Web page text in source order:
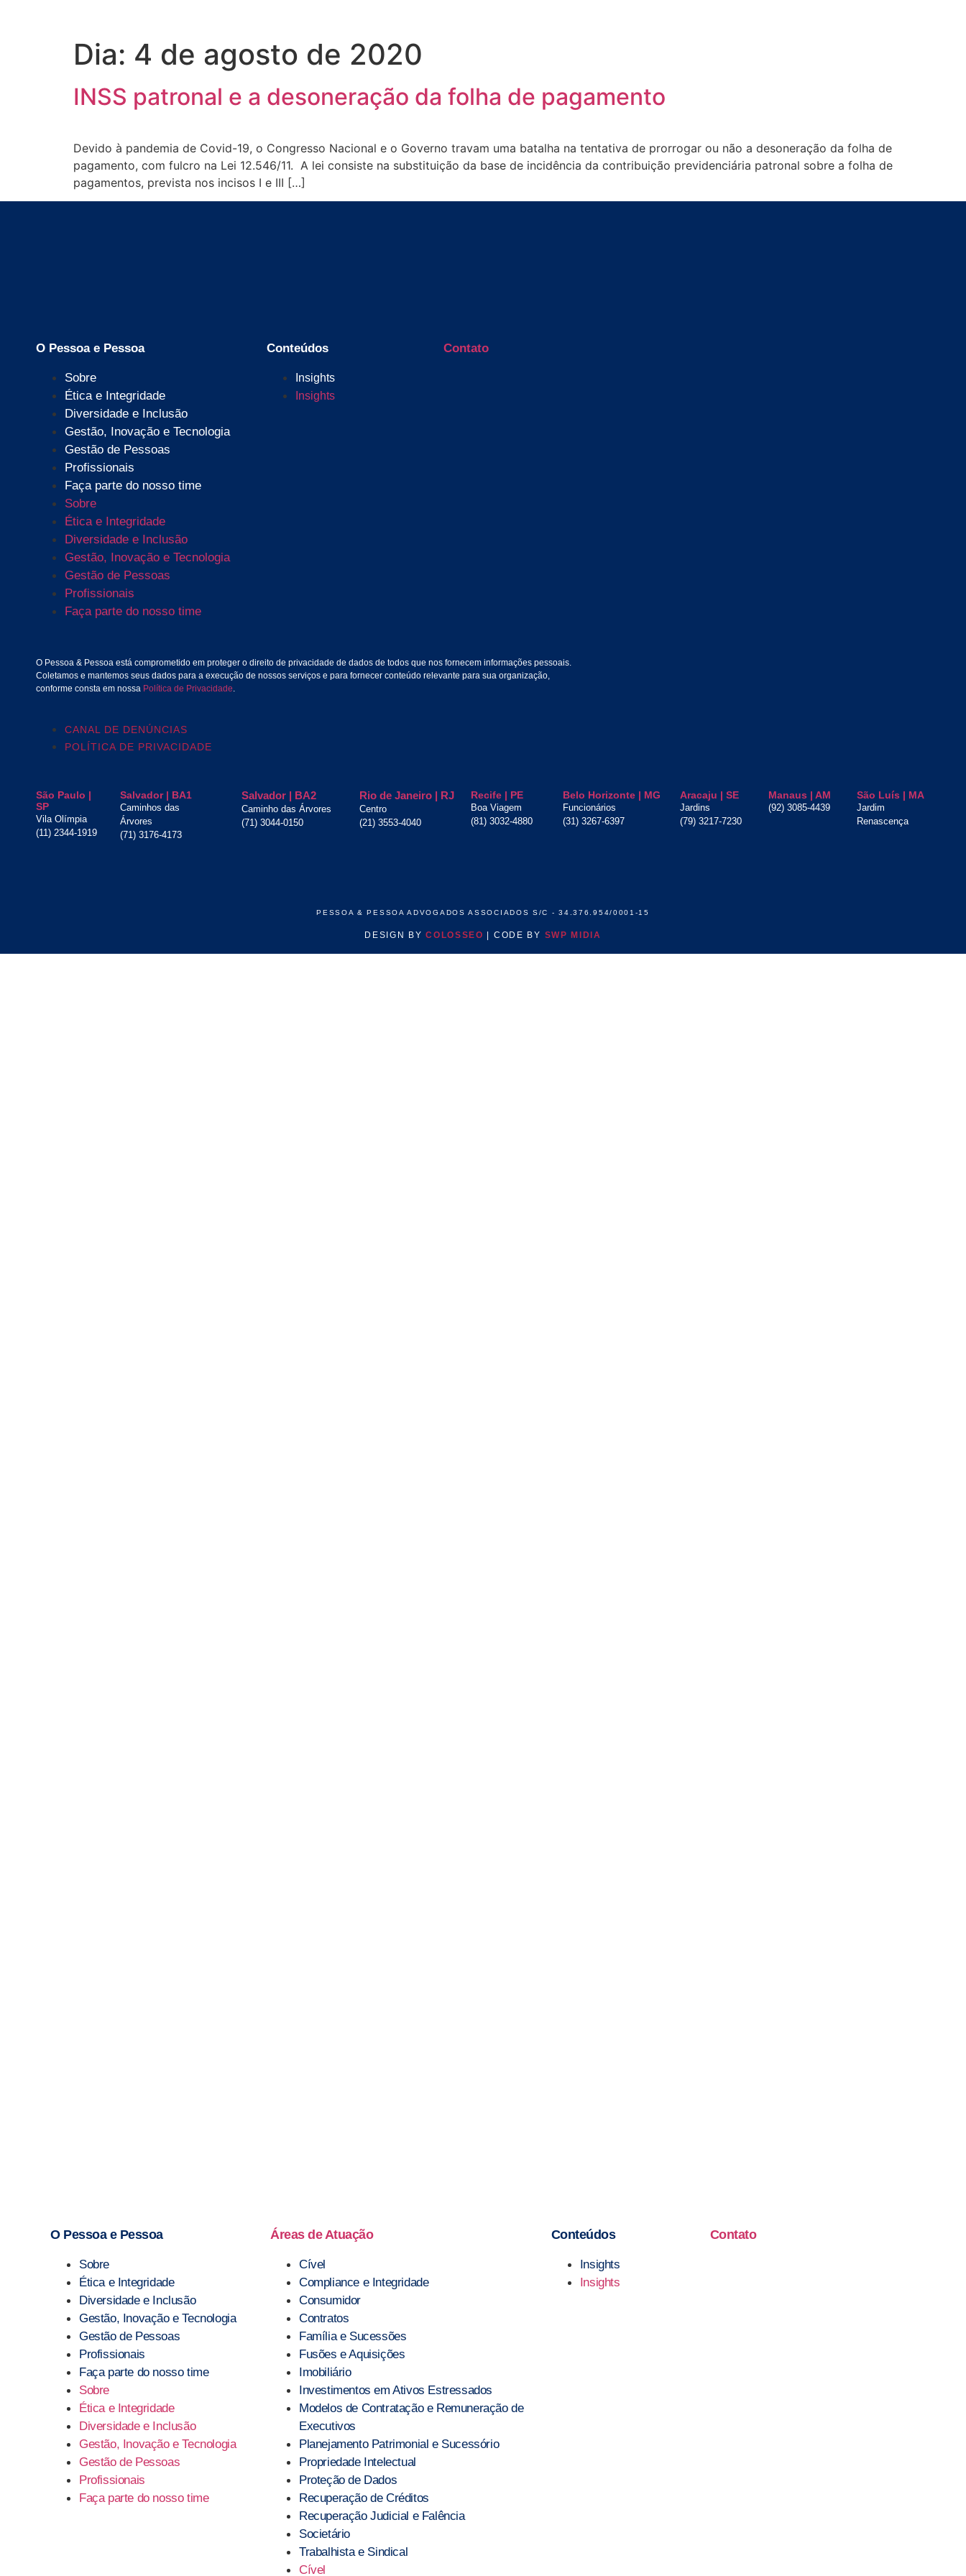
Dia: 4 de agosto de 2020
INSS patronal e a desoneração da folha de pagamento
Devido à pandemia de Covid-19, o Congresso Nacional e o Governo travam uma batalha na tentativa de prorrogar ou não a desoneração da folha de
pagamento, com fulcro na Lei 12.546/11. A lei consiste na substituição da base de incidência da contribuição previdenciária patronal sobre a folha de
pagamentos, prevista nos incisos I e III […]
O Pessoa e Pessoa
Sobre
Ética e Integridade
Diversidade e Inclusão
Gestão, Inovação e Tecnologia
Gestão de Pessoas
Profissionais
Faça parte do nosso time
Sobre
Ética e Integridade
Diversidade e Inclusão
Gestão, Inovação e Tecnologia
Gestão de Pessoas
Profissionais
Faça parte do nosso time
Conteúdos
Insights
Insights
Contato
O Pessoa & Pessoa está comprometido em proteger o direito de privacidade de dados de todos que nos fornecem informações pessoais.
Coletamos e mantemos seus dados para a execução de nossos serviços e para fornecer conteúdo relevante para sua organização,
conforme consta em nossa Política de Privacidade.
CANAL DE DENÚNCIAS
POLÍTICA DE PRIVACIDADE
São Paulo |
SP
Vila Olímpia
(11) 2344-1919
Salvador | BA1
Caminhos das
Árvores
(71) 3176-4173
Salvador | BA2
Caminho das Árvores
(71) 3044-0150
Rio de Janeiro | RJ
Centro
(21) 3553-4040
Recife | PE
Boa Viagem
(81) 3032-4880
Belo Horizonte | MG
Funcionários
(31) 3267-6397
Aracaju | SE
Jardins
(79) 3217-7230
Manaus | AM
(92) 3085-4439
São Luís | MA
Jardim
Renascença
PESSOA & PESSOA ADVOGADOS ASSOCIADOS S/C - 34.376.954/0001-15
DESIGN BYCOLOSSEO | CODE BY SWP MIDIA
O Pessoa e Pessoa
Sobre
Ética e Integridade
Diversidade e Inclusão
Gestão, Inovação e Tecnologia
Gestão de Pessoas
Profissionais
Faça parte do nosso time
Sobre
Ética e Integridade
Diversidade e Inclusão
Gestão, Inovação e Tecnologia
Gestão de Pessoas
Profissionais
Faça parte do nosso time
Áreas de Atuação
Cível
Compliance e Integridade
Consumidor
Contratos
Família e Sucessões
Fusões e Aquisições
Imobiliário
Investimentos em Ativos Estressados
Modelos de Contratação e Remuneração de
Executivos
Planejamento Patrimonial e Sucessório
Propriedade Intelectual
Proteção de Dados
Recuperação de Créditos
Recuperação Judicial e Falência
Societário
Trabalhista e Sindical
Cível
Conteúdos
Insights
Insights
Contato